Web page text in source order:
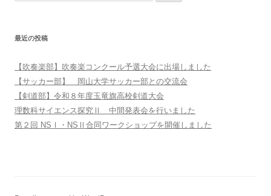
最近の投稿
【吹奏楽部】吹奏楽コンクール予選大会に出場しました
【サッカー部】 岡山大学サッカー部との交流会
【剣道部】令和８年度玉竜旗高校剣道大会
理数科サイエンス探究Ⅱ 中間発表会を行いました
第２回 NSⅠ・NSⅡ合同ワークショップを開催しました